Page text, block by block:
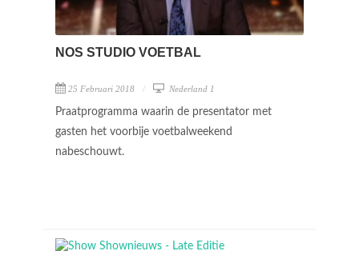
NOS STUDIO VOETBAL
25 Februari 2018 Nederland 1
Praatprogramma waarin de presentator met
gasten het voorbije voetbalweekend
nabeschouwt.